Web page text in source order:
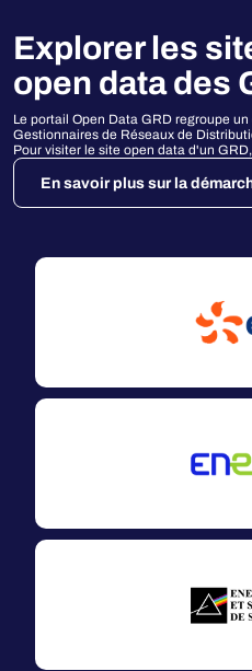
Explorer les
open data des
Le portail Open Data GRD regroupe
Gestionnaires de Réseaux de
Pour visiter le site open data d'un
En savoir plus sur la